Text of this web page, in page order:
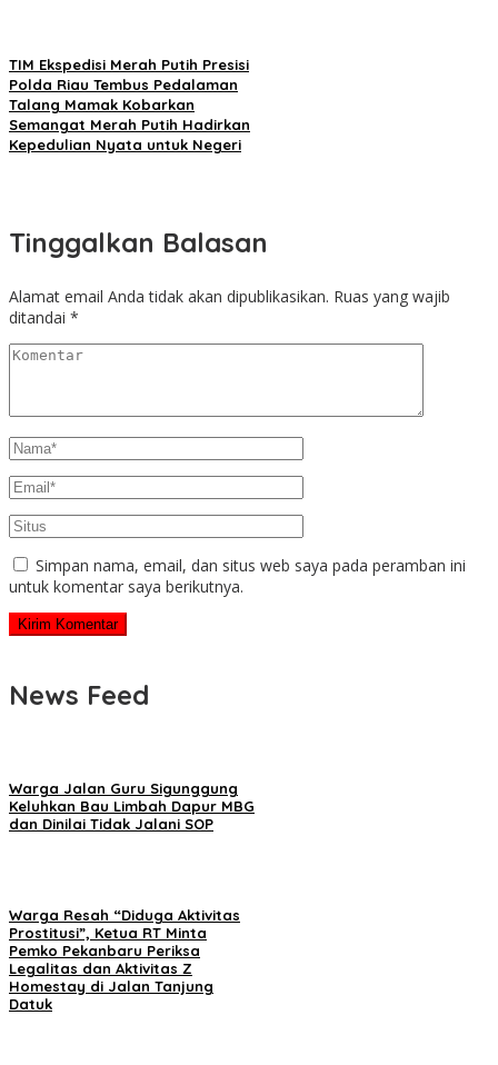
TIM Ekspedisi Merah Putih Presisi
Polda Riau Tembus Pedalaman
Talang Mamak Kobarkan
Semangat Merah Putih Hadirkan
Kepedulian Nyata untuk Negeri
Tinggalkan Balasan
Alamat email Anda tidak akan dipublikasikan. Ruas yang wajib
ditandai *
Simpan nama, email, dan situs web saya pada peramban ini
untuk komentar saya berikutnya.
News Feed
Warga Jalan Guru Sigunggung
Keluhkan Bau Limbah Dapur MBG
dan Dinilai Tidak Jalani SOP
Warga Resah “Diduga Aktivitas
Prostitusi”, Ketua RT Minta
Pemko Pekanbaru Periksa
Legalitas dan Aktivitas Z
Homestay di Jalan Tanjung
Datuk